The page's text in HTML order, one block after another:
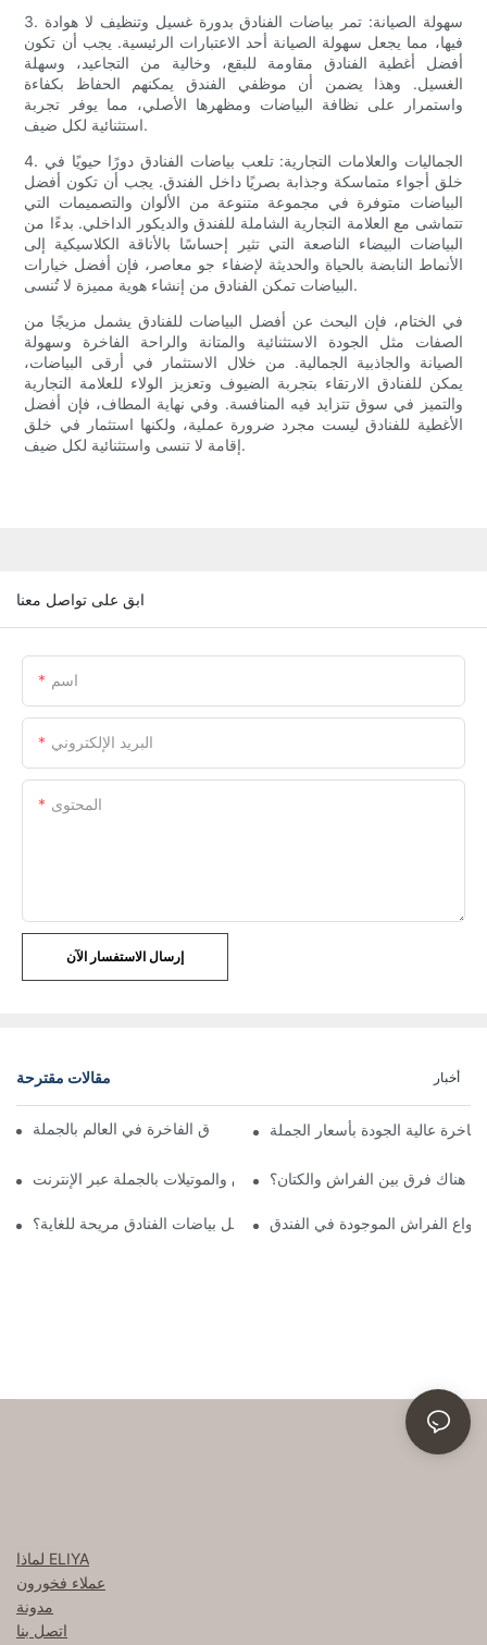
3. سهولة الصيانة: تمر بياضات الفنادق بدورة غسيل وتنظيف لا هوادة
فيها، مما يجعل سهولة الصيانة أحد الاعتبارات الرئيسية. يجب أن تكون
أفضل أغطية الفنادق مقاومة للبقع، وخالية من التجاعيد، وسهلة
الغسيل. وهذا يضمن أن موظفي الفندق يمكنهم الحفاظ بكفاءة
واستمرار على نظافة البياضات ومظهرها الأصلي، مما يوفر تجربة
استثنائية لكل ضيف.
4. الجماليات والعلامات التجارية: تلعب بياضات الفنادق دورًا حيويًا في
خلق أجواء متماسكة وجذابة بصريًا داخل الفندق. يجب أن تكون أفضل
البياضات متوفرة في مجموعة متنوعة من الألوان والتصميمات التي
تتماشى مع العلامة التجارية الشاملة للفندق والديكور الداخلي. بدءًا من
البياضات البيضاء الناصعة التي تثير إحساسًا بالأناقة الكلاسيكية إلى
الأنماط النابضة بالحياة والحديثة لإضفاء جو معاصر، فإن أفضل خيارات
البياضات تمكن الفنادق من إنشاء هوية مميزة لا تُنسى.
في الختام، فإن البحث عن أفضل البياضات للفنادق يشمل مزيجًا من
الصفات مثل الجودة الاستثنائية والمتانة والراحة الفاخرة وسهولة
الصيانة والجاذبية الجمالية. من خلال الاستثمار في أرقى البياضات،
يمكن للفنادق الارتقاء بتجربة الضيوف وتعزيز الولاء للعلامة التجارية
والتميز في سوق تتزايد فيه المنافسة. وفي نهاية المطاف، فإن أفضل
الأغطية للفنادق ليست مجرد ضرورة عملية، ولكنها استثمار في خلق
إقامة لا تنسى واستثنائية لكل ضيف.
ابق على تواصل معنا
اسم
البريد الإلكتروني
المحتوى
إرسال الاستفسار الآن
مقالات مقترحة أخبار
نظرة على أفضل بياضات الفنادق الفاخرة في العالم بالجملة
عالية الجودة بأسعار الجملة
اشترِ أغطية أسرّة الفنادق والموتيلات بالجملة عبر الإنترنت
هناك فرق بين الفراش والكتان؟
ما الذي يجعل بياضات الفنادق مريحة للغاية؟الفراش الموجودة في الفندق
لماذا ELIYA
عملاء فخورون
مدونة
اتصل بنا